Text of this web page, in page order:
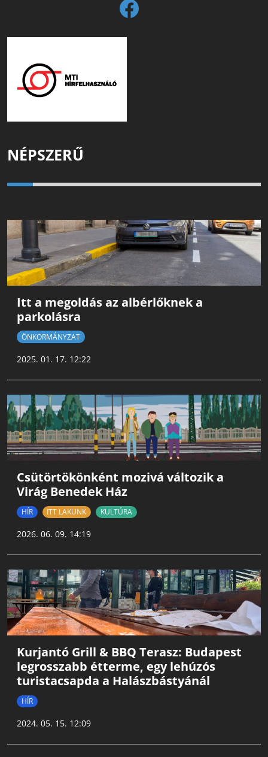
NÉPSZERŰ
Itt a megoldás az albérlőknek a
parkolásra
ÖNKORMÁNYZAT
2025. 01. 17. 12:22
Csütörtökönként mozivá változik a
Virág Benedek Ház
HÍR ITT LAKUNK KULTÚRA
2026. 06. 09. 14:19
Kurjantó Grill & BBQ Terasz: Budapest
legrosszabb étterme, egy lehúzós
turistacsapda a Halászbástyánál
HÍR
2024. 05. 15. 12:09